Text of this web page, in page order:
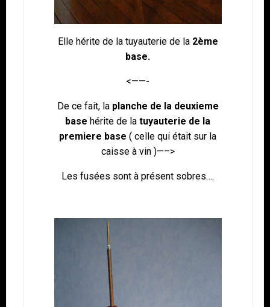
Elle hérite de la tuyauterie de la 2ème
base.
<——-
De ce fait, la planche de la deuxieme
base hérite de latuyauterie de la
premiere base ( celle qui était sur la
caisse à vin )—–>
Les fusées sont à présent sobres….